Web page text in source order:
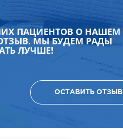
ПАЦИЕНТОВ О НАШЕМ
МЫ БУДЕМ РАДЫ
ЛУЧШЕ!
ОСТАВИТЬ ОТЗЫВ